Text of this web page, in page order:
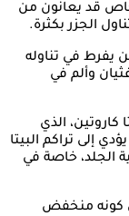
قد يعانون من
الجزر بكثرة.
يفرط في تناوله
وألم في
كاروتين، الذي
إلى تراكم البيتا
الجلد، خاصة في
كونه منخفض